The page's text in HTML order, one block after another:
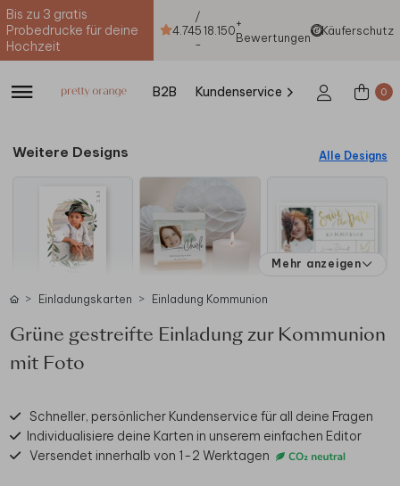
Bis zu 3 gratis
Probedrucke für deine
Hochzeit
4.74
/
5
-
18.150+
Bewertungen
Käuferschutz
B2B Kundenservice 0
Weitere Designs Alle Designs
Mehr anzeigen
Einladungskarten Einladung Kommunion
Grüne gestreifte Einladung zur Kommunion
mit Foto
Schneller, persönlicher Kundenservice für all deine Fragen
Individualisiere deine Karten in unserem einfachen Editor
Versendet innerhalb von 1-2 Werktagen